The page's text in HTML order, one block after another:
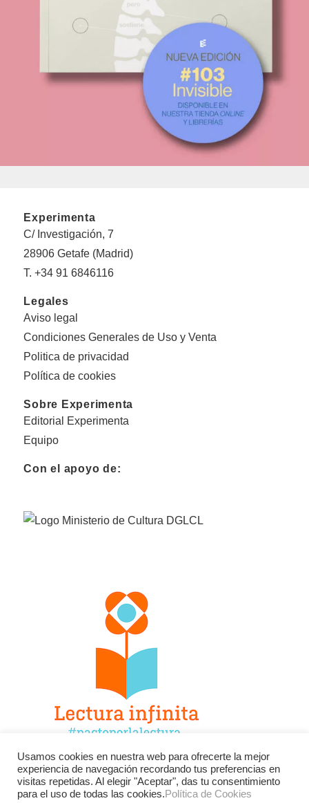
Experimenta
C/ Investigación, 7
28906 Getafe (Madrid)
T. +34 91 6846116
Legales
Aviso legal
Condiciones Generales de Uso y Venta
Politica de privacidad
Política de cookies
Sobre Experimenta
Editorial Experimenta
Equipo
Con el apoyo de:
Facebook Twitter
Instagram
YouTube
LinkedIn Contacto
Usamos cookies en nuestra web para ofrecerte la mejor
experiencia de navegación recordando tus preferencias en
visitas repetidas. Al elegir "Aceptar", das tu consentimiento
para el uso de todas las cookies.Política de Cookies